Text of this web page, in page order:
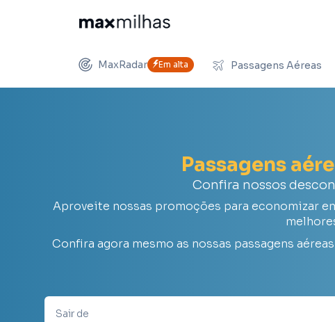
MaxRadar Em alta Passagens Aéreas
Passagens
Confira nossos
Aproveite nossas promoções para economizar
Confira agora mesmo as nossas passagens
Sair de